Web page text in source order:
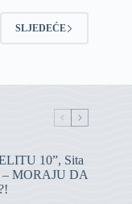
SLJEDEĆE
10”, Sita
– MORAJU DA